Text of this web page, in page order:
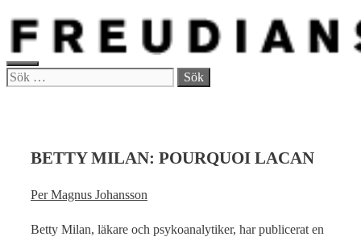
Hoppa
innehåll
MENY
Sök
BETTY MILAN: POURQUOI LACAN
Per Magnus Johansson
Betty Milan, läkare och psykoanalytiker, har publicerat en